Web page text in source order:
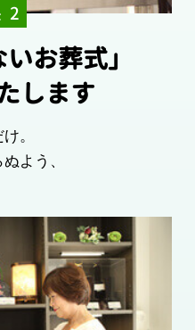
2
お葬式」
します
。
よう、